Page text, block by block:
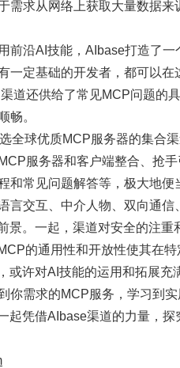
需求从网络上获取大量数据
前沿AI技能，AIbase打造了
一定基础的开发者，都可以
道还供给了常见MCP问题的
畅。
全球优质MCP服务器的集合
服务器和客户端整合、抢
和常见问题解答等，极大地
言交互、中介人物、双向通
景。一起，渠道对安全的注
的通用性和开放性使其在特
或许对AI技能的运用和拓展
你需求的MCP服务，学习到
起凭借AIbase渠道的力量，